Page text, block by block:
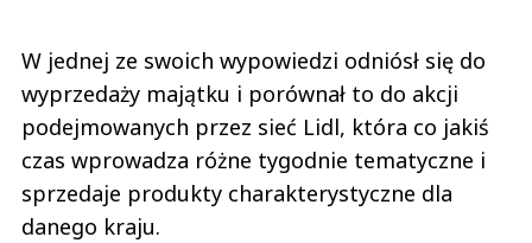
W jednej ze swoich wypowiedzi odniósł się do
wyprzedaży majątku i porównał to do akcji
podejmowanych przez sieć Lidl, która co jakiś
czas wprowadza różne tygodnie tematyczne i
sprzedaje produkty charakterystyczne dla
danego kraju.